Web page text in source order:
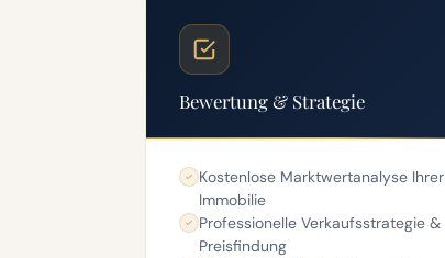
Bewertung & Strategie
Kostenlose Marktwertanalyse Ihrer
Immobilie
Professionelle Verkaufsstrategie &
Preisfindung